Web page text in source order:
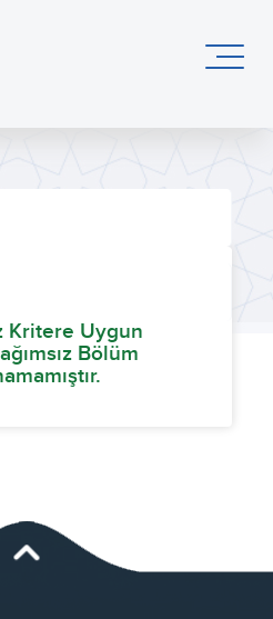
Kritere Uygun
Bölüm